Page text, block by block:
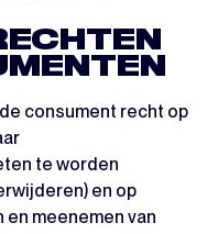
consument recht op
te worden
en op
meenemen van